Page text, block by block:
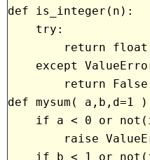
def is_integer(n):
    try:
return
except
        return False
def mysum( a,b,d=1
if a < 0 or
raise
if b < 1 or